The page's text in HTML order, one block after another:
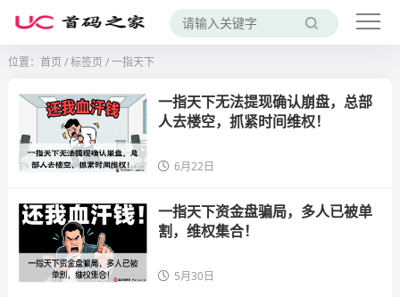
位置： 首页 /标签页 / 一指天下
一指天下无法提现确认崩盘，总部
人去楼空，抓紧时间维权！
6月22日
一指天下资金盘骗局，多人已被单
割，维权集合！
5月30日